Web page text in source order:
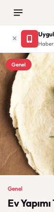
Genel
Genel
Ev